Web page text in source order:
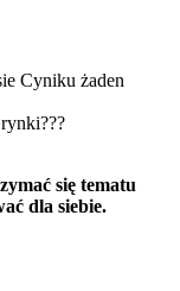
Cyniku żaden
się tematu
dla siebie.